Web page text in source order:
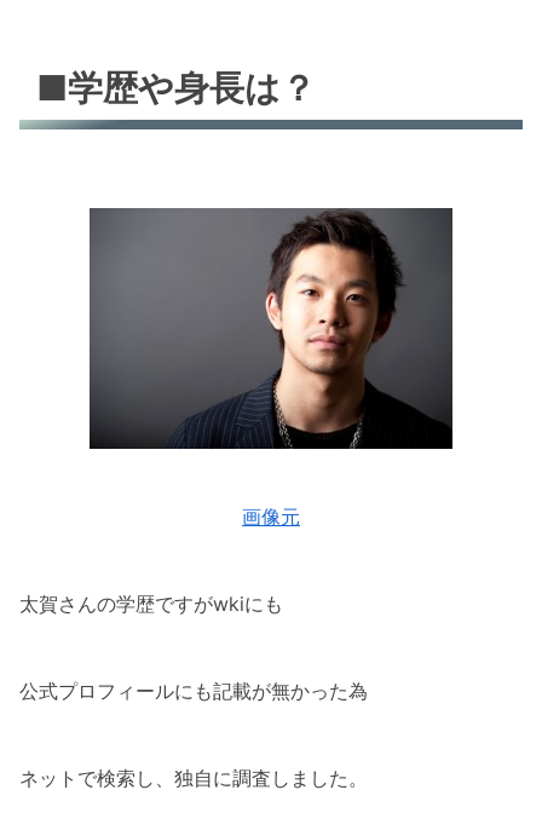
■学歴や身長は？
画像元
太賀さんの学歴ですがwkiにも
公式プロフィールにも記載が無かった為
ネットで検索し、独自に調査しました。